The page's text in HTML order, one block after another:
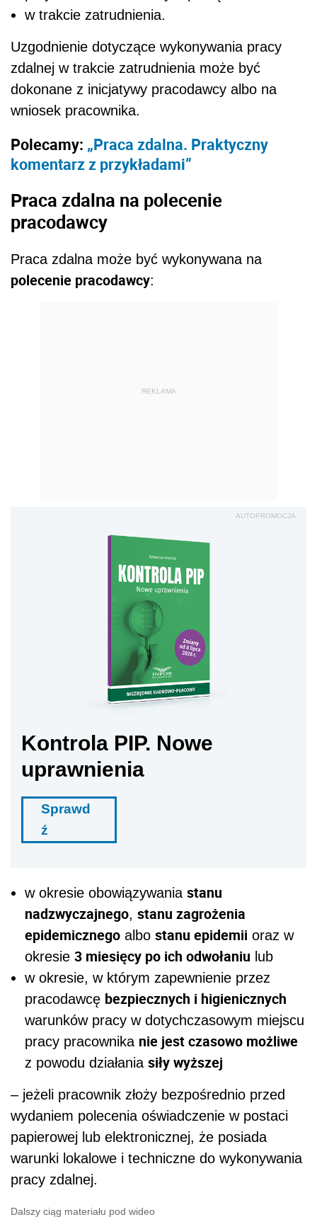
w trakcie zatrudnienia.
Uzgodnienie dotyczące wykonywania pracy
zdalnej w trakcie zatrudnienia może być
dokonane z inicjatywy pracodawcy albo na
wniosek pracownika.
Polecamy: „Praca zdalna. Praktyczny
komentarz z przykładami”
Praca zdalna na polecenie
pracodawcy
Praca zdalna może być wykonywana na
polecenie pracodawcy:
REKLAMA
AUTOPROMOCJA
Kontrola PIP. Nowe
uprawnienia
Sprawd
ź
w okresie obowiązywania stanu
nadzwyczajnego, stanu zagrożenia
epidemicznego albo stanu epidemii oraz w
okresie 3 miesięcy po ich odwołaniu lub
w okresie, w którym zapewnienie przez
pracodawcę bezpiecznych i higienicznych
warunków pracy w dotychczasowym miejscu
pracy pracownika nie jest czasowo możliwe
z powodu działania siły wyższej
– jeżeli pracownik złoży bezpośrednio przed
wydaniem polecenia oświadczenie w postaci
papierowej lub elektronicznej, że posiada
warunki lokalowe i techniczne do wykonywania
pracy zdalnej.
Dalszy ciąg materiału pod wideo